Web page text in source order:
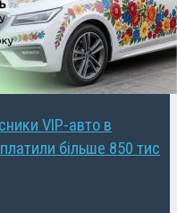
VIP-авто в
більше 850 тис